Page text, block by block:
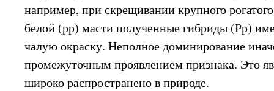
например, при скрещивании крупного
белой (рр) масти полученные гибриды (Рр)
чалую окраску. Неполное доминирование
промежуточным проявлением признака. Это
широко распространено в природе.